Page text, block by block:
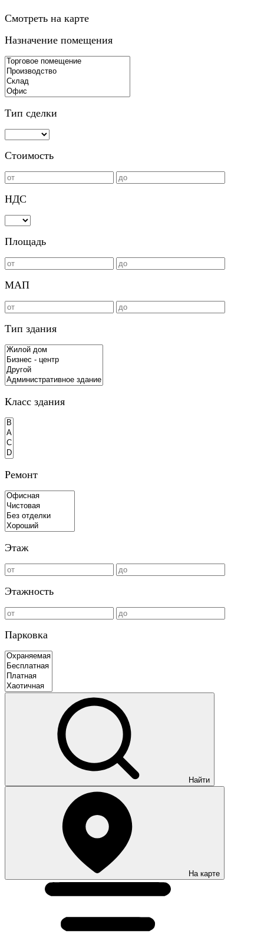
Смотреть на карте
Назначение помещения
Тип сделки
Стоимость
НДС
Площадь
МАП
Тип здания
Класс здания
Ремонт
Этаж
Этажность
Парковка
Найти
На карте